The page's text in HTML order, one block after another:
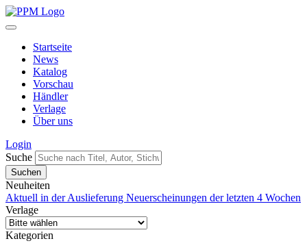
Startseite
News
Katalog
Vorschau
Händler
Verlage
Über uns
Login
Suche
Neuheiten
Aktuell in der Auslieferung Neuerscheinungen der letzten 4 Wochen
Verlage
Kategorien